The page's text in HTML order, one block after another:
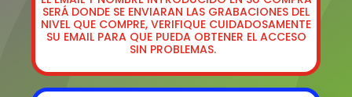
SERÁ DONDE SE ENVIARAN LAS GRABACIONES DEL
NIVEL QUE COMPRE, VERIFIQUE CUIDADOSAMENTE
SU EMAIL PARA QUE PUEDA OBTENER EL ACCESO
SIN PROBLEMAS.